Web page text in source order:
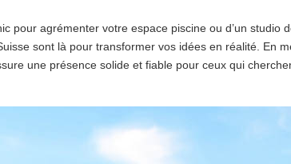
pour agrémenter votre espace piscine ou d’un studio
sont là pour transformer vos idées en réalité. En
une présence solide et fiable pour ceux qui